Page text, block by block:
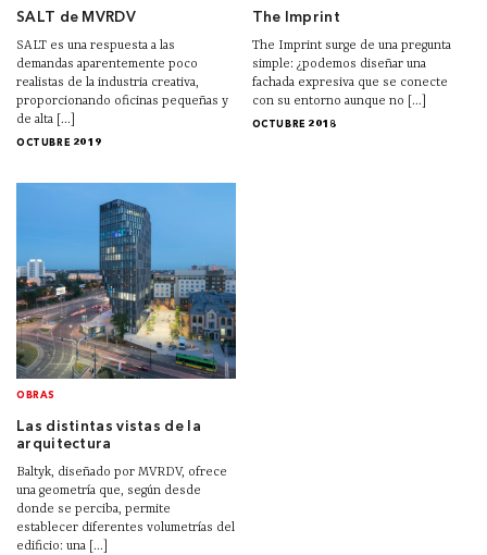
SALT de MVRDV
SALT es una respuesta a las
demandas aparentemente poco
realistas de la industria creativa,
proporcionando oficinas pequeñas y
de alta [...]
OCTUBRE 2019
The Imprint
The Imprint surge de una pregunta
simple: ¿podemos diseñar una
fachada expresiva que se conecte
con su entorno aunque no [...]
OCTUBRE 2018
OBRAS
Las distintas vistas de la
arquitectura
Baltyk, diseñado por MVRDV, ofrece
una geometría que, según desde
donde se perciba, permite
establecer diferentes volumetrías del
edificio: una [...]